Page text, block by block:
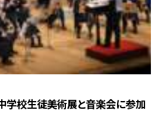
学校生徒美術展と音楽会に参加